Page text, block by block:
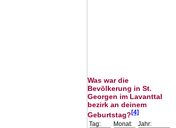
Was war die
Bevölkerung in St.
Georgen im Lavanttal
bezirk an deinem
Geburtstag?[4]
Tag: Monat: Jahr: